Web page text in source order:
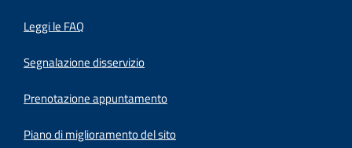
Leggi le FAQ
Segnalazione disservizio
Prenotazione appuntamento
Piano di miglioramento del sito